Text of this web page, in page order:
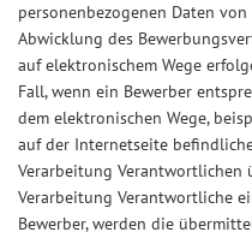
personenbezogenen Daten
Abwicklung des
auf elektronischem Wege
Fall, wenn ein Bewerber
dem elektronischen Wege,
auf der Internetseite
Verarbeitung
Verarbeitung Verantwortliche
Bewerber, werden die